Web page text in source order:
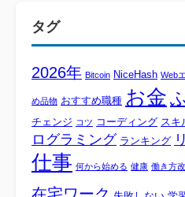
タグ
2026年 Bitcoin NiceHash Web
め品物 おすすめ職種 お金
チェンジ コツ コーディング スキ
ログラミング ランキング
仕事 何から始める 健康 働き方